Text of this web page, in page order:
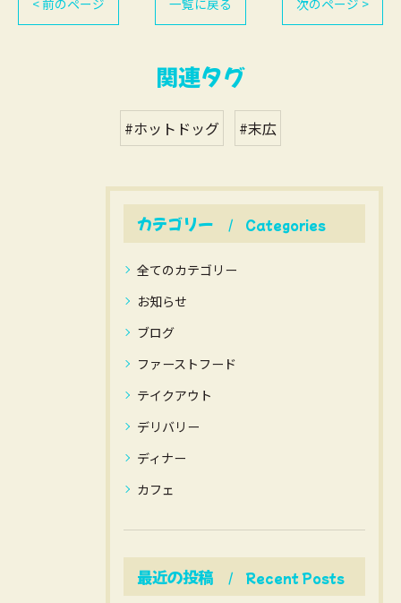
< 前のページ 一覧に戻る 次のページ >
関連タグ
#ホットドッグ #末広
カテゴリー Categories
全てのカテゴリー
お知らせ
ブログ
ファーストフード
テイクアウト
デリバリー
ディナー
カフェ
最近の投稿 Recent Posts